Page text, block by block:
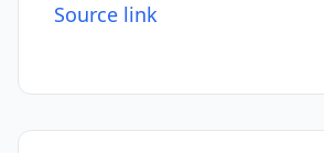
Source link